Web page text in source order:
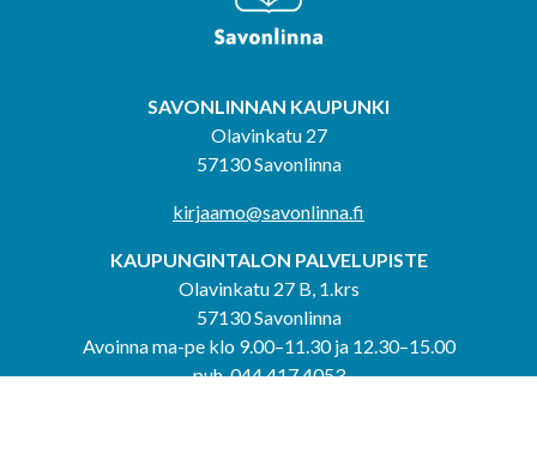
SAVONLINNAN KAUPUNKI
Olavinkatu 27
57130 Savonlinna
kirjaamo@savonlinna.fi
KAUPUNGINTALON PALVELUPISTE
Olavinkatu 27 B, 1.krs
57130 Savonlinna
Avoinna ma-pe klo 9.00–11.30 ja 12.30–15.00
puh. 044 417 4053